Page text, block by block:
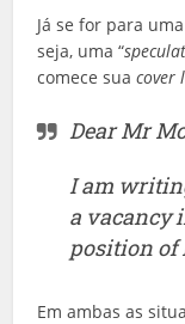
Já se for para
seja, uma “
comece suacover
Dear Mr
I am
a vacancy
position of
Em ambas as